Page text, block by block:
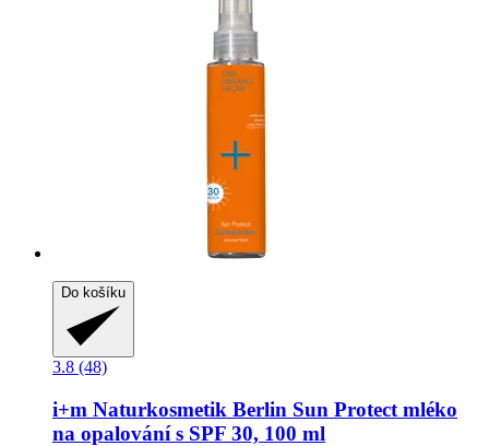
Do košíku
3.8 (48)
i+m Naturkosmetik Berlin Sun Protect mléko
na opalování s SPF 30, 100 ml